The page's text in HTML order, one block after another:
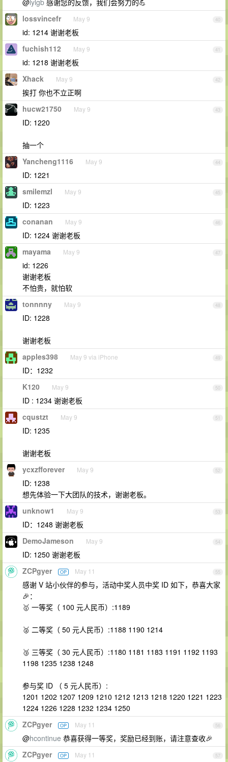
40
lossvincefr May 9
id: 1214 谢谢老板
41
fuchish112 May 9
id: 1218 谢谢老板
42
Xhack May 9
挨打 你也不立正啊
43
hucw21750 May 9
ID: 1220
抽一个
44
Yancheng1116 May 9
ID: 1221
45
smilemzl May 9
ID: 1223
46
conanan May 9
ID: 1224 谢谢老板
47
mayama May 9
id: 1226
谢谢老板
不怕贵，就怕软
48
tonnnny May 9
ID: 1228
谢谢老板
49
apples398 May 9 via iPhone
ID：1232
50
K120 May 9
ID : 1234 谢谢老板
51
cqustzt May 9
ID: 1235
谢谢老板
52
ycxzfforever May 9
ID: 1238
想先体验一下大团队的技术，谢谢老板。
53
unknow1 May 9
ID：1248 谢谢老板
54
DemoJameson May 9
ID: 1250 谢谢老板
55
ZCPgyer OP May 11
感谢 V 站小伙伴的参与，活动中奖人员中奖 ID 如下，恭喜大家
🎉：
🥇 一等奖（ 100 元人民币）:1189
🥈 二等奖（ 50 元人民币）:1188 1190 1214
🥉 三等奖（ 30 元人民币）:1180 1181 1183 1191 1192 1193
1198 1235 1238 1248
参与奖 ID （ 5 元人民币）:
1201 1202 1207 1209 1210 1212 1213 1218 1220 1221 1223
1224 1226 1228 1232 1234 1250
56
ZCPgyer OP May 11
@hcontinue 恭喜获得一等奖，奖励已经到账，请注意查收🎉
57
ZCPgyer OP May 11